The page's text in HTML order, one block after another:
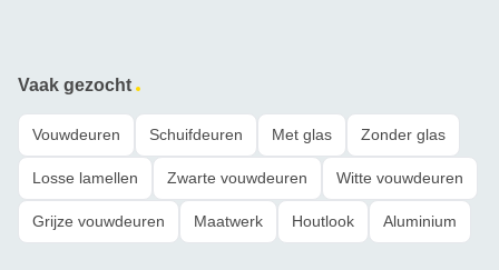
Vaak gezocht
Vouwdeuren Schuifdeuren Met glas Zonder glas
Losse lamellen Zwarte vouwdeuren Witte vouwdeuren
Grijze vouwdeuren Maatwerk Houtlook Aluminium